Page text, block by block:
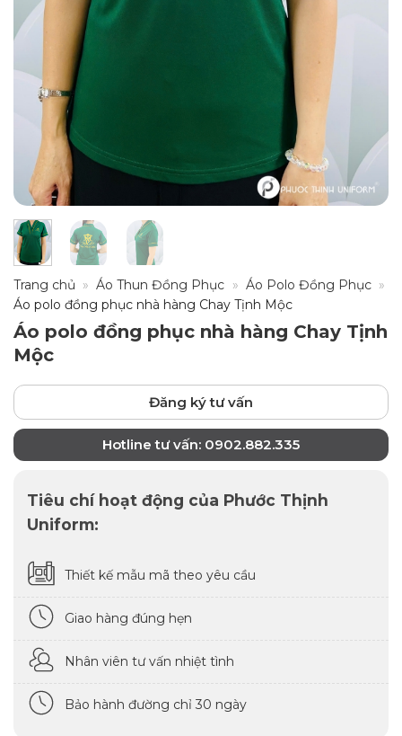
Trang chủ » Áo Thun Đồng Phục » Áo Polo Đồng Phục »
Áo polo đồng phục nhà hàng Chay Tịnh Mộc
Áo polo đồng phục nhà hàng Chay Tịnh
Mộc
Đăng ký tư vấn
Hotline tư vấn: 0902.882.335
Tiêu chí hoạt động của Phước Thịnh
Uniform:
Thiết kế mẫu mã theo yêu cầu
Giao hàng đúng hẹn
Nhân viên tư vấn nhiệt tình
Bảo hành đường chỉ 30 ngày